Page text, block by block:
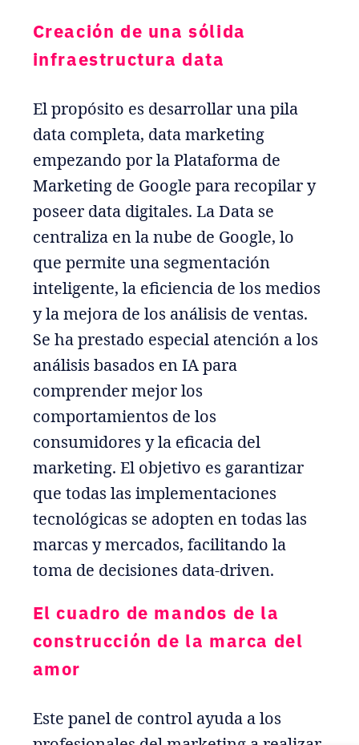
Creación de una sólida
infraestructura data
El propósito es desarrollar una pila
data completa, data marketing
empezando por la Plataforma de
Marketing de Google para recopilar y
poseer data digitales. La Data se
centraliza en la nube de Google, lo
que permite una segmentación
inteligente, la eficiencia de los medios
y la mejora de los análisis de ventas.
Se ha prestado especial atención a los
análisis basados en IA para
comprender mejor los
comportamientos de los
consumidores y la eficacia del
marketing. El objetivo es garantizar
que todas las implementaciones
tecnológicas se adopten en todas las
marcas y mercados, facilitando la
toma de decisiones data-driven.
El cuadro de mandos de la
construcción de la marca del
amor
Este panel de control ayuda a los